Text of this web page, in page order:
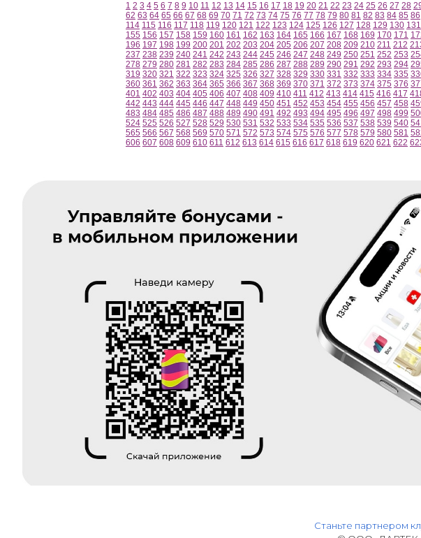
1 2 3 4 5 6 7 8 9 10 11 12 13 14 15 16 17 18 19 20 21 22 23 24 25 26 27 28
62 63 64 65 66 67 68 69 70 71 72 73 74 75 76 77 78 79 80 81 82 83 84 85 86
114 115 116 117 118 119 120 121 122 123 124 125 126 127 128 129 130 131
155 156 157 158 159 160 161 162 163 164 165 166 167 168 169 170 171
196 197 198 199 200 201 202 203 204 205 206 207 208 209 210 211 212
237 238 239 240 241 242 243 244 245 246 247 248 249 250 251 252 253
278 279 280 281 282 283 284 285 286 287 288 289 290 291 292 293 294
319 320 321 322 323 324 325 326 327 328 329 330 331 332 333 334 335
360 361 362 363 364 365 366 367 368 369 370 371 372 373 374 375 376
401 402 403 404 405 406 407 408 409 410 411 412 413 414 415 416 417
442 443 444 445 446 447 448 449 450 451 452 453 454 455 456 457 458
483 484 485 486 487 488 489 490 491 492 493 494 495 496 497 498 499
524 525 526 527 528 529 530 531 532 533 534 535 536 537 538 539 540
565 566 567 568 569 570 571 572 573 574 575 576 577 578 579 580 581
606 607 608 609 610 611 612 613 614 615 616 617 618 619 620 621 622
Станьте партнером